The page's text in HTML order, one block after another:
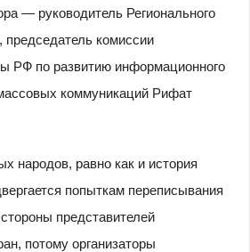
— руководитель Регионального
комиссии
РФ по развитию информационного
коммуникаций Рифат
народов, равно как и история
попыткам переписывания
представителей
потому организаторы